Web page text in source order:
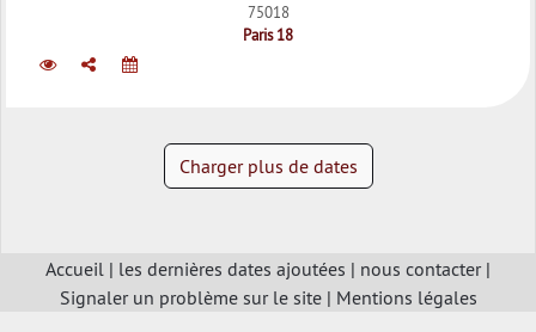
75018
Paris 18
Charger plus de dates
Accueil | les dernières dates ajoutées | nous contacter|
Signaler un problème sur le site| Mentions légales